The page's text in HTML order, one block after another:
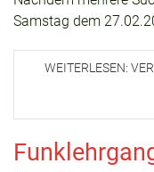
Samstag dem
WEITERLESEN: